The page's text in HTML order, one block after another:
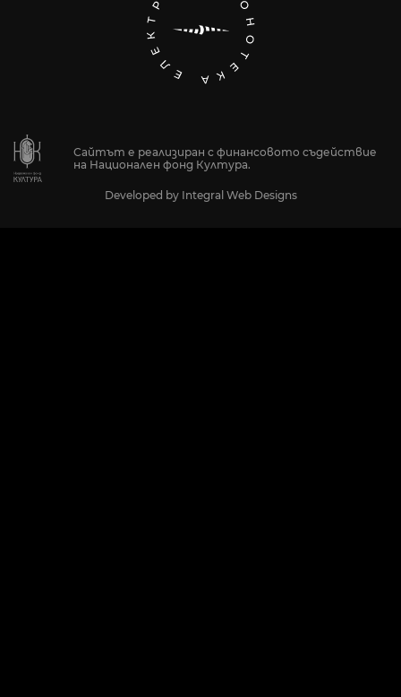
Сайтът е реализиран с финансовото съдействие
на Национален фонд Култура.
Developed by Integral Web Designs